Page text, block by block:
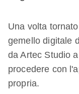
Una volta
gemello digitale
da Artec Studio a
procedere con
propria.